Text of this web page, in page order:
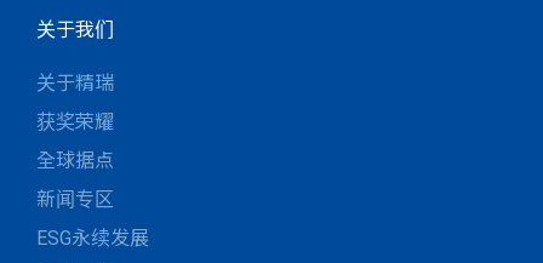
关于我们
关于精瑞
获奖荣耀
全球据点
新闻专区
ESG永续发展